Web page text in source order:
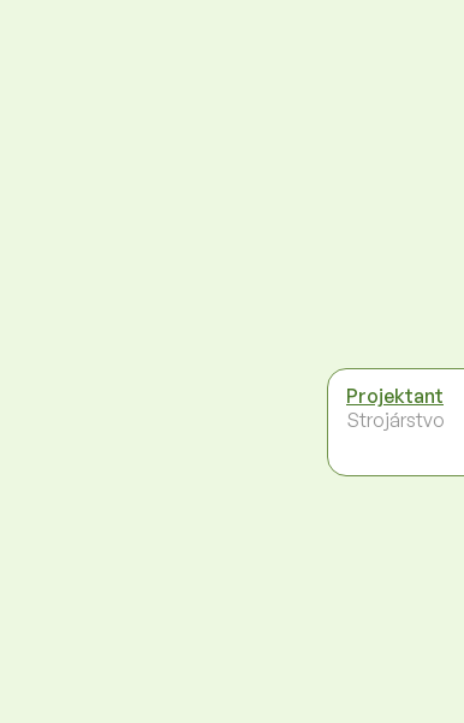
Projektant
Strojárstvo